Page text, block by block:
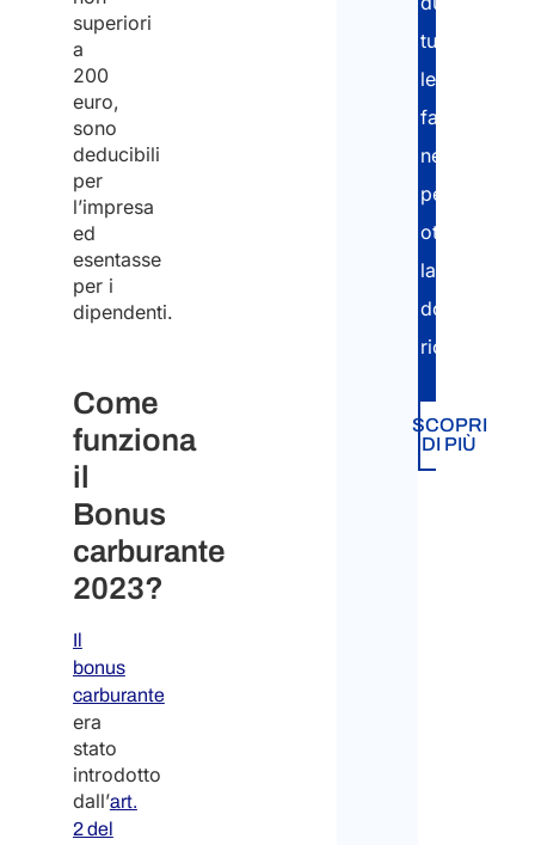
superiori
a
200
euro,
sono
deducibili
per
l’impresa
ed
esentasse
per i
dipendenti.
Come
funziona
il
Bonus
carburante
2023?
Il
bonus
carburante
era
stato
introdotto
dall’art.
2 del
tutte
le
fasi
necessarie
per
ottenere
la
richiesta.
SCOPRI
DI PIÙ